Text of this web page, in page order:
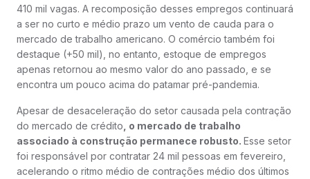
410 mil vagas. A recomposição desses empregos continuará
a ser no curto e médio prazo um vento de cauda para o
mercado de trabalho americano. O comércio também foi
destaque (+50 mil), no entanto, estoque de empregos
apenas retornou ao mesmo valor do ano passado, e se
encontra um pouco acima do patamar pré-pandemia.
Apesar de desaceleração do setor causada pela contração
do mercado de crédito, o mercado de trabalho
associado à construção permanece robusto. Esse setor
foi responsável por contratar 24 mil pessoas em fevereiro,
acelerando o ritmo médio de contrações médio dos últimos